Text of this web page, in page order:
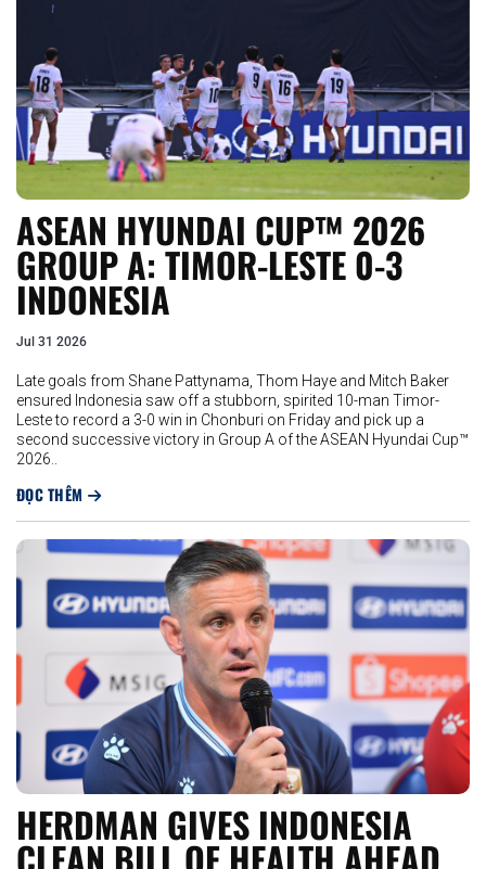
ASEAN HYUNDAI CUP™ 2026
GROUP A: TIMOR-LESTE 0-3
INDONESIA
Jul 31 2026
Late goals from Shane Pattynama, Thom Haye and Mitch Baker
ensured Indonesia saw off a stubborn, spirited 10-man Timor-
Leste to record a 3-0 win in Chonburi on Friday and pick up a
second successive victory in Group A of the ASEAN Hyundai Cup™
2026..
ĐỌC THÊM
HERDMAN GIVES INDONESIA